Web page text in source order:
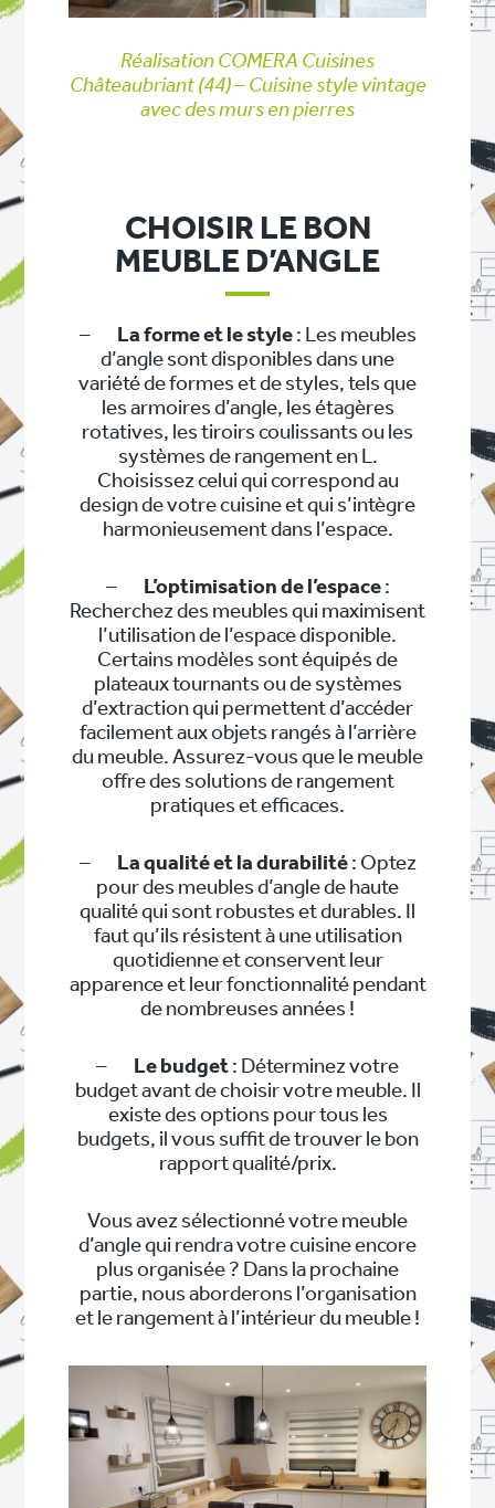
Réalisation COMERA Cuisines
Châteaubriant (44) – Cuisine style vintage
avec des murs en pierres
CHOISIR LE BON
MEUBLE D’ANGLE
– La forme et le style: Les meubles
d’angle sont disponibles dans une
variété de formes et de styles, tels que
les armoires d’angle, les étagères
rotatives, les tiroirs coulissants ou les
systèmes de rangement en L.
Choisissez celui qui correspond au
design de votre cuisine et qui s’intègre
harmonieusement dans l’espace.
– L’optimisation de l’espace:
Recherchez des meubles qui maximisent
l’utilisation de l’espace disponible.
Certains modèles sont équipés de
plateaux tournants ou de systèmes
d’extraction qui permettent d’accéder
facilement aux objets rangés à l’arrière
du meuble. Assurez-vous que le meuble
offre des solutions de rangement
pratiques et efficaces.
– La qualité et la durabilité: Optez
pour des meubles d’angle de haute
qualité qui sont robustes et durables. Il
faut qu’ils résistent à une utilisation
quotidienne et conservent leur
apparence et leur fonctionnalité pendant
de nombreuses années !
– Le budget : Déterminez votre
budget avant de choisir votre meuble. Il
existe des options pour tous les
budgets, il vous suffit de trouver le bon
rapport qualité/prix.
Vous avez sélectionné votre meuble
d’angle qui rendra votre cuisine encore
plus organisée ? Dans la prochaine
partie, nous aborderons l’organisation
et le rangement à l’intérieur du meuble !